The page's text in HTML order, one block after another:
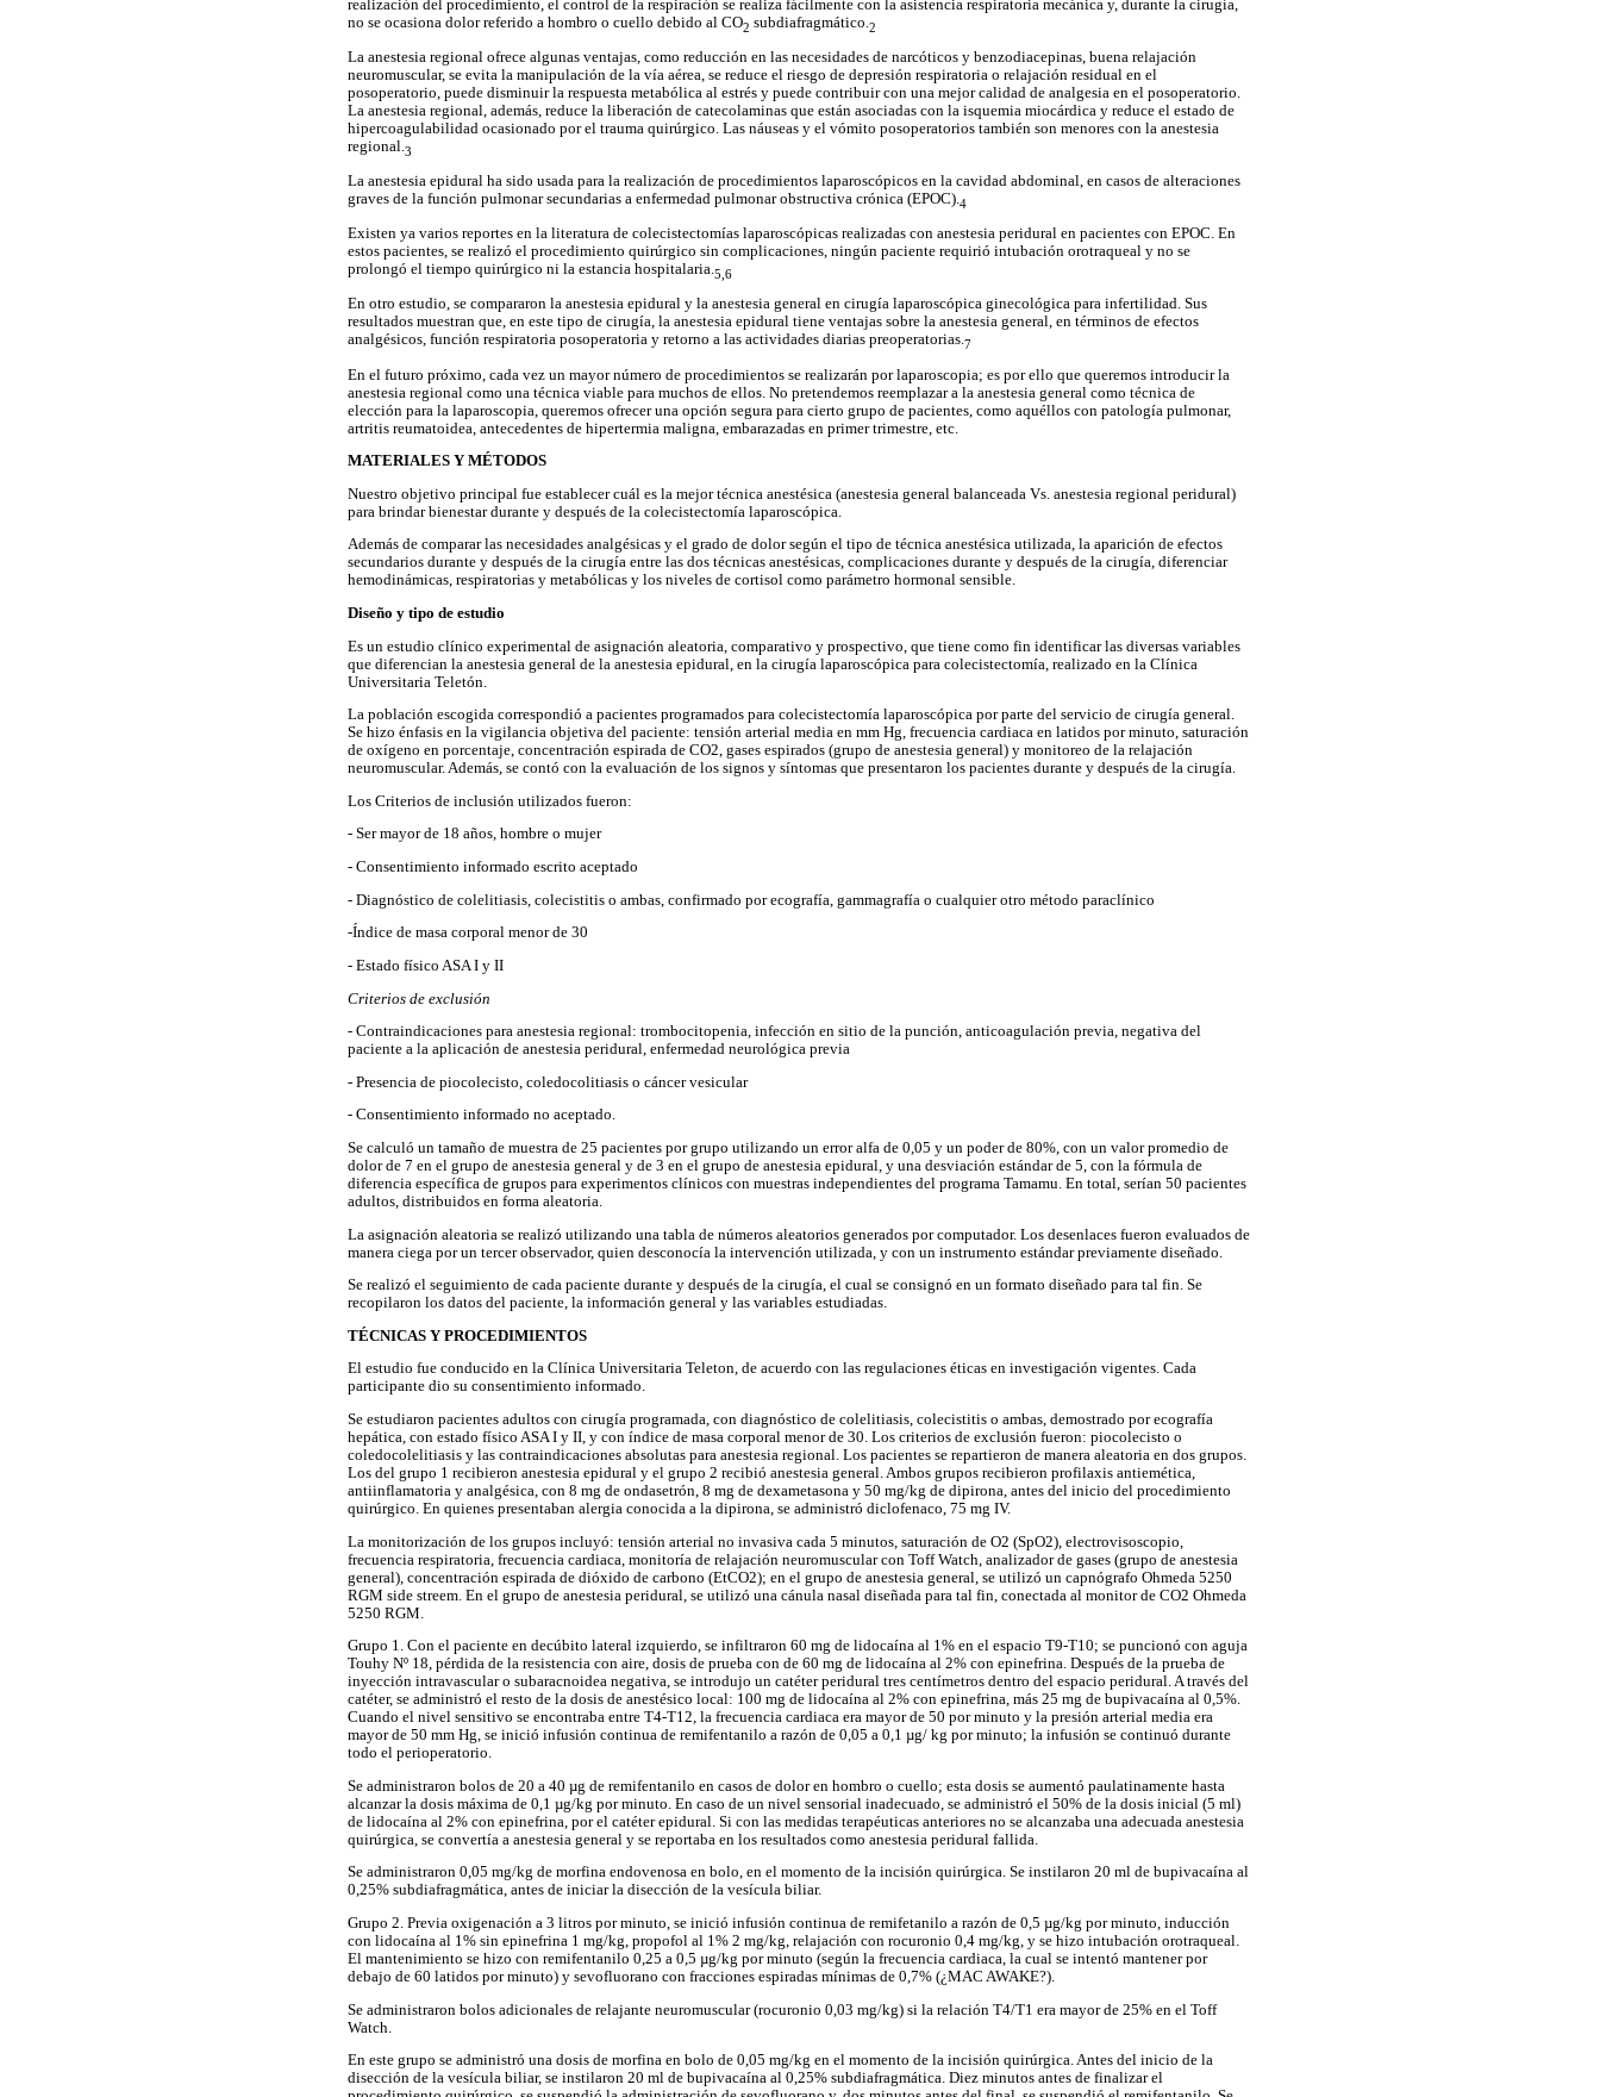
realización del procedimiento, el control de la respiración se realiza fácilmente con la asistencia respiratoria mecánica y, durante la cirugía,
no se ocasiona dolor referido a hombro o cuello debido al CO2 subdiafragmático.2
La anestesia regional ofrece algunas ventajas, como reducción en las necesidades de narcóticos y benzodiacepinas, buena relajación
neuromuscular, se evita la manipulación de la vía aérea, se reduce el riesgo de depresión respiratoria o relajación residual en el
posoperatorio, puede disminuir la respuesta metabólica al estrés y puede contribuir con una mejor calidad de analgesia en el posoperatorio.
La anestesia regional, además, reduce la liberación de catecolaminas que están asociadas con la isquemia miocárdica y reduce el estado de
hipercoagulabilidad ocasionado por el trauma quirúrgico. Las náuseas y el vómito posoperatorios también son menores con la anestesia
regional.3
La anestesia epidural ha sido usada para la realización de procedimientos laparoscópicos en la cavidad abdominal, en casos de alteraciones
graves de la función pulmonar secundarias a enfermedad pulmonar obstructiva crónica (EPOC).4
Existen ya varios reportes en la literatura de colecistectomías laparoscópicas realizadas con anestesia peridural en pacientes con EPOC. En
estos pacientes, se realizó el procedimiento quirúrgico sin complicaciones, ningún paciente requirió intubación orotraqueal y no se
prolongó el tiempo quirúrgico ni la estancia hospitalaria.5,6
En otro estudio, se compararon la anestesia epidural y la anestesia general en cirugía laparoscópica ginecológica para infertilidad. Sus
resultados muestran que, en este tipo de cirugía, la anestesia epidural tiene ventajas sobre la anestesia general, en términos de efectos
analgésicos, función respiratoria posoperatoria y retorno a las actividades diarias preoperatorias.7
En el futuro próximo, cada vez un mayor número de procedimientos se realizarán por laparoscopia; es por ello que queremos introducir la
anestesia regional como una técnica viable para muchos de ellos. No pretendemos reemplazar a la anestesia general como técnica de
elección para la laparoscopia, queremos ofrecer una opción segura para cierto grupo de pacientes, como aquéllos con patología pulmonar,
artritis reumatoidea, antecedentes de hipertermia maligna, embarazadas en primer trimestre, etc.
MATERIALES Y MÉTODOS
Nuestro objetivo principal fue establecer cuál es la mejor técnica anestésica (anestesia general balanceada Vs. anestesia regional peridural)
para brindar bienestar durante y después de la colecistectomía laparoscópica.
Además de comparar las necesidades analgésicas y el grado de dolor según el tipo de técnica anestésica utilizada, la aparición de efectos
secundarios durante y después de la cirugía entre las dos técnicas anestésicas, complicaciones durante y después de la cirugía, diferenciar
hemodinámicas, respiratorias y metabólicas y los niveles de cortisol como parámetro hormonal sensible.
Diseño y tipo de estudio
Es un estudio clínico experimental de asignación aleatoria, comparativo y prospectivo, que tiene como fin identificar las diversas variables
que diferencian la anestesia general de la anestesia epidural, en la cirugía laparoscópica para colecistectomía, realizado en la Clínica
Universitaria Teletón.
La población escogida correspondió a pacientes programados para colecistectomía laparoscópica por parte del servicio de cirugía general.
Se hizo énfasis en la vigilancia objetiva del paciente: tensión arterial media en mm Hg, frecuencia cardiaca en latidos por minuto, saturación
de oxígeno en porcentaje, concentración espirada de CO2, gases espirados (grupo de anestesia general) y monitoreo de la relajación
neuromuscular. Además, se contó con la evaluación de los signos y síntomas que presentaron los pacientes durante y después de la cirugía.
Los Criterios de inclusión utilizados fueron:
- Ser mayor de 18 años, hombre o mujer
- Consentimiento informado escrito aceptado
- Diagnóstico de colelitiasis, colecistitis o ambas, confirmado por ecografía, gammagrafía o cualquier otro método paraclínico
-Índice de masa corporal menor de 30
- Estado físico ASA I y II
Criterios de exclusión
- Contraindicaciones para anestesia regional: trombocitopenia, infección en sitio de la punción, anticoagulación previa, negativa del
paciente a la aplicación de anestesia peridural, enfermedad neurológica previa
- Presencia de piocolecisto, coledocolitiasis o cáncer vesicular
- Consentimiento informado no aceptado.
Se calculó un tamaño de muestra de 25 pacientes por grupo utilizando un error alfa de 0,05 y un poder de 80%, con un valor promedio de
dolor de 7 en el grupo de anestesia general y de 3 en el grupo de anestesia epidural, y una desviación estándar de 5, con la fórmula de
diferencia específica de grupos para experimentos clínicos con muestras independientes del programa Tamamu. En total, serían 50 pacientes
adultos, distribuidos en forma aleatoria.
La asignación aleatoria se realizó utilizando una tabla de números aleatorios generados por computador. Los desenlaces fueron evaluados de
manera ciega por un tercer observador, quien desconocía la intervención utilizada, y con un instrumento estándar previamente diseñado.
Se realizó el seguimiento de cada paciente durante y después de la cirugía, el cual se consignó en un formato diseñado para tal fin. Se
recopilaron los datos del paciente, la información general y las variables estudiadas.
TÉCNICAS Y PROCEDIMIENTOS
El estudio fue conducido en la Clínica Universitaria Teleton, de acuerdo con las regulaciones éticas en investigación vigentes. Cada
participante dio su consentimiento informado.
Se estudiaron pacientes adultos con cirugía programada, con diagnóstico de colelitiasis, colecistitis o ambas, demostrado por ecografía
hepática, con estado físico ASA I y II, y con índice de masa corporal menor de 30. Los criterios de exclusión fueron: piocolecisto o
coledocolelitiasis y las contraindicaciones absolutas para anestesia regional. Los pacientes se repartieron de manera aleatoria en dos grupos.
Los del grupo 1 recibieron anestesia epidural y el grupo 2 recibió anestesia general. Ambos grupos recibieron profilaxis antiemética,
antiinflamatoria y analgésica, con 8 mg de ondasetrón, 8 mg de dexametasona y 50 mg/kg de dipirona, antes del inicio del procedimiento
quirúrgico. En quienes presentaban alergia conocida a la dipirona, se administró diclofenaco, 75 mg IV.
La monitorización de los grupos incluyó: tensión arterial no invasiva cada 5 minutos, saturación de O2 (SpO2), electrovisoscopio,
frecuencia respiratoria, frecuencia cardiaca, monitoría de relajación neuromuscular con Toff Watch, analizador de gases (grupo de anestesia
general), concentración espirada de dióxido de carbono (EtCO2); en el grupo de anestesia general, se utilizó un capnógrafo Ohmeda 5250
RGM side streem. En el grupo de anestesia peridural, se utilizó una cánula nasal diseñada para tal fin, conectada al monitor de CO2 Ohmeda
5250 RGM.
Grupo 1. Con el paciente en decúbito lateral izquierdo, se infiltraron 60 mg de lidocaína al 1% en el espacio T9-T10; se puncionó con aguja
Touhy Nº 18, pérdida de la resistencia con aire, dosis de prueba con de 60 mg de lidocaína al 2% con epinefrina. Después de la prueba de
inyección intravascular o subaracnoidea negativa, se introdujo un catéter peridural tres centímetros dentro del espacio peridural. A través del
catéter, se administró el resto de la dosis de anestésico local: 100 mg de lidocaína al 2% con epinefrina, más 25 mg de bupivacaína al 0,5%.
Cuando el nivel sensitivo se encontraba entre T4-T12, la frecuencia cardiaca era mayor de 50 por minuto y la presión arterial media era
mayor de 50 mm Hg, se inició infusión continua de remifentanilo a razón de 0,05 a 0,1 µg/ kg por minuto; la infusión se continuó durante
todo el perioperatorio.
Se administraron bolos de 20 a 40 µg de remifentanilo en casos de dolor en hombro o cuello; esta dosis se aumentó paulatinamente hasta
alcanzar la dosis máxima de 0,1 µg/kg por minuto. En caso de un nivel sensorial inadecuado, se administró el 50% de la dosis inicial (5 ml)
de lidocaína al 2% con epinefrina, por el catéter epidural. Si con las medidas terapéuticas anteriores no se alcanzaba una adecuada anestesia
quirúrgica, se convertía a anestesia general y se reportaba en los resultados como anestesia peridural fallida.
Se administraron 0,05 mg/kg de morfina endovenosa en bolo, en el momento de la incisión quirúrgica. Se instilaron 20 ml de bupivacaína al
0,25% subdiafragmática, antes de iniciar la disección de la vesícula biliar.
Grupo 2. Previa oxigenación a 3 litros por minuto, se inició infusión continua de remifetanilo a razón de 0,5 µg/kg por minuto, inducción
con lidocaína al 1% sin epinefrina 1 mg/kg, propofol al 1% 2 mg/kg, relajación con rocuronio 0,4 mg/kg, y se hizo intubación orotraqueal.
El mantenimiento se hizo con remifentanilo 0,25 a 0,5 µg/kg por minuto (según la frecuencia cardiaca, la cual se intentó mantener por
debajo de 60 latidos por minuto) y sevofluorano con fracciones espiradas mínimas de 0,7% (¿MAC AWAKE?).
Se administraron bolos adicionales de relajante neuromuscular (rocuronio 0,03 mg/kg) si la relación T4/T1 era mayor de 25% en el Toff
Watch.
En este grupo se administró una dosis de morfina en bolo de 0,05 mg/kg en el momento de la incisión quirúrgica. Antes del inicio de la
disección de la vesícula biliar, se instilaron 20 ml de bupivacaína al 0,25% subdiafragmática. Diez minutos antes de finalizar el